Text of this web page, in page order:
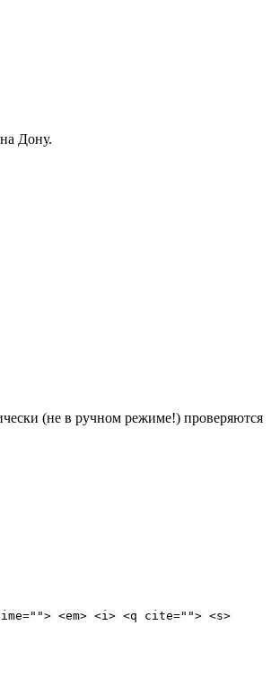
Дону.
(не в ручном режиме!) проверяются
<em> <i> <q cite=""> <s>